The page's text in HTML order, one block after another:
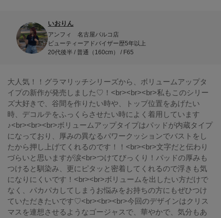
いおりん
アンフィ 名古屋パルコ店
ビューティーアドバイザー歴5年以上
20代後半 / 普通（160cm） / F65
大人気！！グラマリッチシリーズから、ボリュームアップタ
イプの新作が発売しました♡！<br><br><br>私もこのシリー
ズ大好きで、谷間を作りたい時や、トップ位置をあげたい
時、デコルテをふっくらさせたい時によく着用しています
♪<br><br><br>ボリュームアップタイプはパッドが内蔵タイプ
になっており、厚みの異なるパワークッションでバストをし
たから押し上げてくれるのです！！<br><br>文字だと伝わり
づらいと思いますが涙<br>つけてびっくり！パッドの厚みも
つけると馴染み、更にピタッと密着してくれるので浮きも気
になりにくいです！<br><br>ボリュームを出したい方だけで
なく、パカパカしてしまうお悩みをお持ちの方にもぜひつけ
ていただきたいです♡<br><br><br>今回のデザインはクリス
マスを連想させるようなゴージャスで、華やかで、気分もあ